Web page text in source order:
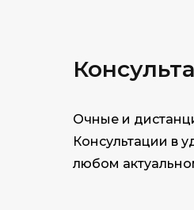
Очные и
Консультации в
любом